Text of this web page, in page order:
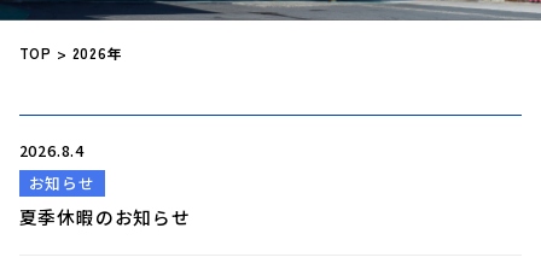
TOP > 2026年
2026.8.4
お知らせ
夏季休暇のお知らせ